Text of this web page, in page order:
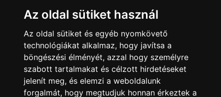
Az oldal sütiket használ
Az oldal sütiket és egyéb nyomkövető
technológiákat alkalmaz, hogy javítsa a
böngészési élményét, azzal hogy személyre
szabott tartalmakat és célzott hirdetéseket
jelenít meg, és elemzi a weboldalunk
forgalmát, hogy megtudjuk honnan érkeztek a